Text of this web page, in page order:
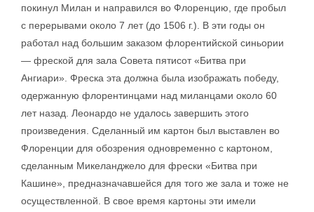
покинул Милан и направился во Флоренцию, где пробыл
с перерывами около 7 лет (до 1506 г.). В эти годы он
работал над большим заказом флорентийской синьории
— фреской для зала Совета пятисот «Битва при
Ангиари». Фреска эта должна была изображать победу,
одержанную флорентинцами над миланцами около 60
лет назад. Леонардо не удалось завершить этого
произведения. Сделанный им картон был выставлен во
Флоренции для обозрения одновременно с картоном,
сделанным Микеланджело для фрески «Битва при
Кашине», предназначавшейся для того же зала и тоже не
осуществленной. В свое время картоны эти имели